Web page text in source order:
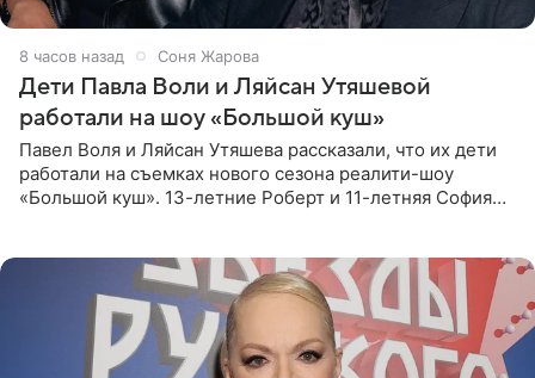
8 часов назад Соня Жарова
Дети Павла Воли и Ляйсан Утяшевой
работали на шоу «Большой куш»
Павел Воля и Ляйсан Утяшева рассказали, что их дети
работали на съемках нового сезона реалити-шоу
«Большой куш». 13-летние Роберт и 11-летняя София